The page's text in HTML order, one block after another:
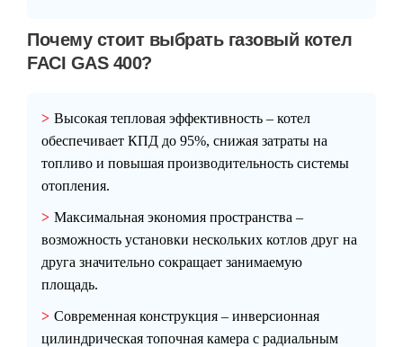
Почему стоит выбрать газовый котел
FACI GAS 400?
Высокая тепловая эффективность – котел
обеспечивает КПД до 95%, снижая затраты на
топливо и повышая производительность системы
отопления.
Максимальная экономия пространства –
возможность установки нескольких котлов друг на
друга значительно сокращает занимаемую
площадь.
Современная конструкция – инверсионная
цилиндрическая топочная камера с радиальным